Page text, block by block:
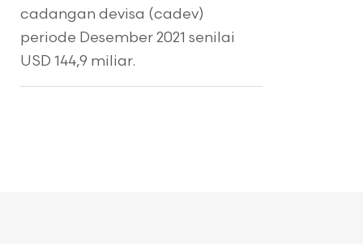
cadangan devisa (cadev)
periode Desember 2021 senilai
USD 144,9 miliar.